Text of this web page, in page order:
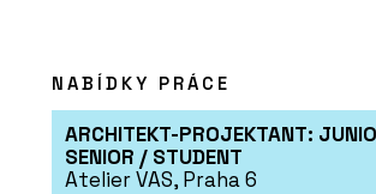
SLUŽBY
Program JAVORINA PRO -
Javorina
NABÍDKY PRÁCE
ARCHITEKT-PROJEKTANT:
SENIOR / STUDENT
Atelier VAS, Praha 6